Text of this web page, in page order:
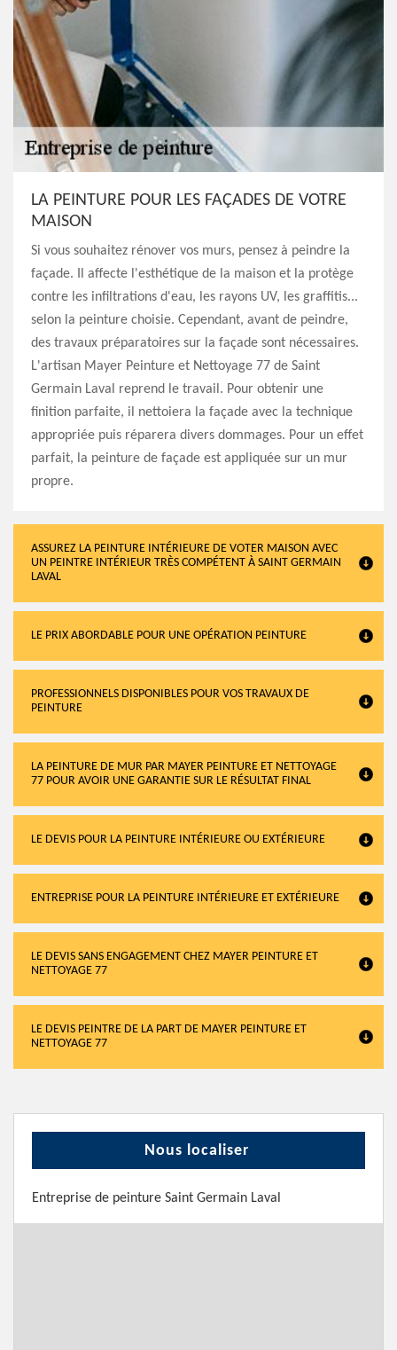
LA PEINTURE POUR LES FAÇADES DE VOTRE
MAISON
Si vous souhaitez rénover vos murs, pensez à peindre la
façade. Il affecte l'esthétique de la maison et la protège
contre les infiltrations d'eau, les rayons UV, les graffitis...
selon la peinture choisie. Cependant, avant de peindre,
des travaux préparatoires sur la façade sont nécessaires.
L'artisan Mayer Peinture et Nettoyage 77 de Saint
Germain Laval reprend le travail. Pour obtenir une
finition parfaite, il nettoiera la façade avec la technique
appropriée puis réparera divers dommages. Pour un effet
parfait, la peinture de façade est appliquée sur un mur
propre.
ASSUREZ LA PEINTURE INTÉRIEURE DE VOTER MAISON AVEC
UN PEINTRE INTÉRIEUR TRÈS COMPÉTENT À SAINT GERMAIN
LAVAL
LE PRIX ABORDABLE POUR UNE OPÉRATION PEINTURE
PROFESSIONNELS DISPONIBLES POUR VOS TRAVAUX DE
PEINTURE
LA PEINTURE DE MUR PAR MAYER PEINTURE ET NETTOYAGE
77 POUR AVOIR UNE GARANTIE SUR LE RÉSULTAT FINAL
LE DEVIS POUR LA PEINTURE INTÉRIEURE OU EXTÉRIEURE
ENTREPRISE POUR LA PEINTURE INTÉRIEURE ET EXTÉRIEURE
LE DEVIS SANS ENGAGEMENT CHEZ MAYER PEINTURE ET
NETTOYAGE 77
LE DEVIS PEINTRE DE LA PART DE MAYER PEINTURE ET
NETTOYAGE 77
Nous localiser
Entreprise de peinture Saint Germain Laval